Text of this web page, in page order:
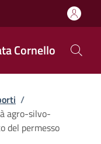
Cornello
/
agro-silvo-
del permesso